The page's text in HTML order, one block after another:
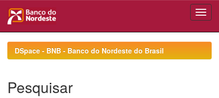
navigationDSpace - BNB - Banco do Nordeste do Brasil
Pesquisar